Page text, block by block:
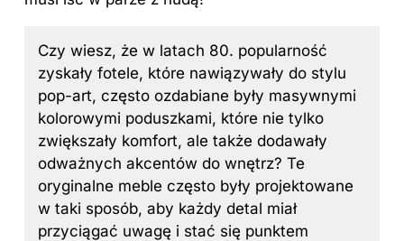
Czy wiesz, że w latach 80. popularność
zyskały fotele, które nawiązywały do stylu
pop-art, często ozdabiane były masywnymi
kolorowymi poduszkami, które nie tylko
zwiększały komfort, ale także dodawały
odważnych akcentów do wnętrz? Te
oryginalne meble często były projektowane
w taki sposób, aby każdy detal miał
przyciągać uwagę i stać się punktem